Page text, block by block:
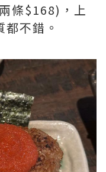
條$168)，上
不錯。